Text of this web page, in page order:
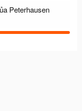
Peterhausen